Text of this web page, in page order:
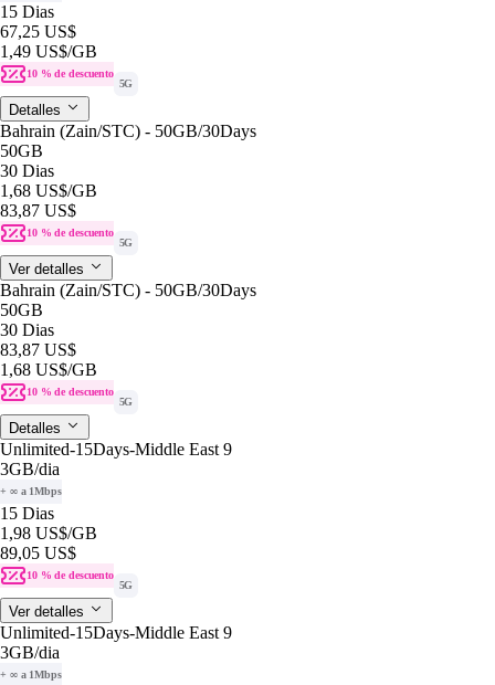
15 Dias
67,25 US$
1,49 US$/GB
10 % de descuento
5G
Detalles
Bahrain (Zain/STC) - 50GB/30Days
50GB
30 Dias
1,68 US$/GB
83,87 US$
10 % de descuento
5G
Ver detalles
Bahrain (Zain/STC) - 50GB/30Days
50GB
30 Dias
83,87 US$
1,68 US$/GB
10 % de descuento
5G
Detalles
Unlimited-15Days-Middle East 9
3GB/dia
+ ∞ a 1Mbps
15 Dias
1,98 US$/GB
89,05 US$
10 % de descuento
5G
Ver detalles
Unlimited-15Days-Middle East 9
3GB/dia
+ ∞ a 1Mbps